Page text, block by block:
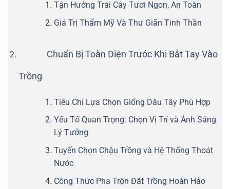
Tận Hưởng Trái Cây Tươi Ngon, An Toàn
Giá Trị Thẩm Mỹ Và Thư Giãn Tinh Thần
Chuẩn Bị Toàn Diện Trước Khi Bắt Tay Vào
Trồng
Tiêu Chí Lựa Chọn Giống Dâu Tây Phù Hợp
Yếu Tố Quan Trọng: Chọn Vị Trí và Ánh Sáng
Lý Tưởng
Tuyển Chọn Chậu Trồng và Hệ Thống Thoát
Nước
Công Thức Pha Trộn Đất Trồng Hoàn Hảo